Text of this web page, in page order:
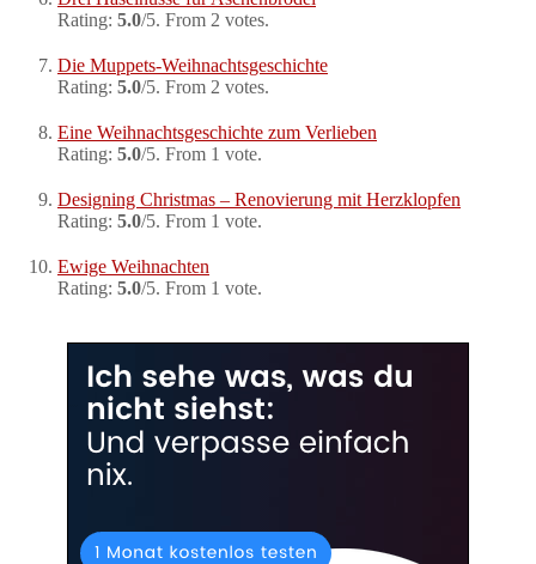
Rating: 5.0/5. From 2 votes.
Die Muppets-Weihnachtsgeschichte
Rating: 5.0/5. From 2 votes.
Eine Weihnachtsgeschichte zum Verlieben
Rating: 5.0/5. From 1 vote.
Designing Christmas – Renovierung mit Herzklopfen
Rating: 5.0/5. From 1 vote.
Ewige Weihnachten
Rating: 5.0/5. From 1 vote.